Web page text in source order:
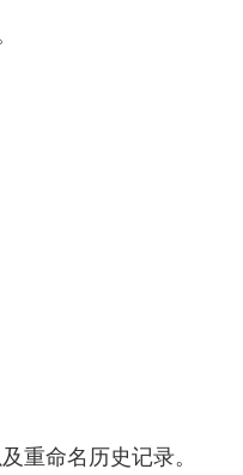
重命名历史记录。